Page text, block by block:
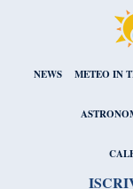
NEWS METEO IN